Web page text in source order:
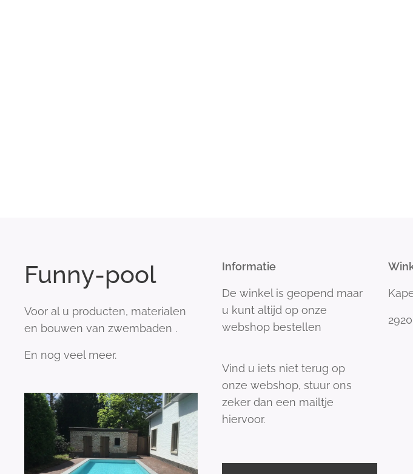
Funny-pool
Voor al u producten, materialen
en bouwen van zwembaden .
En nog veel meer.
Informatie
De winkel is geopend maar
u kunt altijd op onze
webshop bestellen
Vind u iets niet terug op
onze webshop, stuur ons
zeker dan een mailtje
hiervoor.